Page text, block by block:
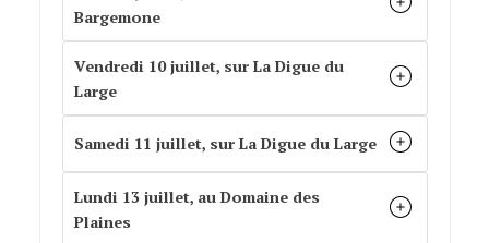
Bargemone
Vendredi 10 juillet, sur La Digue du
Large
Samedi 11 juillet, sur La Digue du Large
Lundi 13 juillet, au Domaine des
Plaines